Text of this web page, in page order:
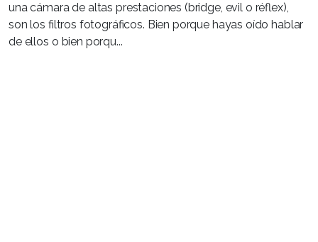
una cámara de altas prestaciones (bridge, evil o réflex),
son los filtros fotográficos. Bien porque hayas oído hablar
de ellos o bien porqu...